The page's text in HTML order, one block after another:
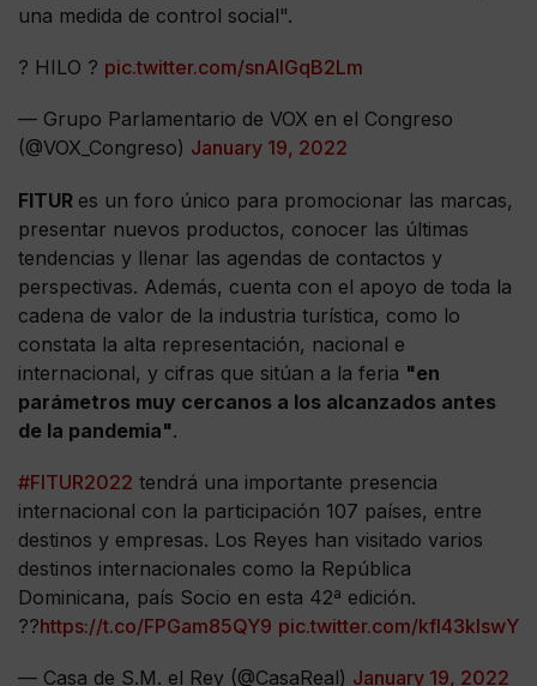
una medida de control social".
? HILO ? pic.twitter.com/snAlGqB2Lm
— Grupo Parlamentario de VOX en el Congreso
(@VOX_Congreso) January 19, 2022
FITUR es un foro único para promocionar las marcas,
presentar nuevos productos, conocer las últimas
tendencias y llenar las agendas de contactos y
perspectivas. Además, cuenta con el apoyo de toda la
cadena de valor de la industria turística, como lo
constata la alta representación, nacional e
internacional, y cifras que sitúan a la feria "en
parámetros muy cercanos a los alcanzados antes
de la pandemia".
#FITUR2022 tendrá una importante presencia
internacional con la participación 107 países, entre
destinos y empresas. Los Reyes han visitado varios
destinos internacionales como la República
Dominicana, país Socio en esta 42ª edición.
??https://t.co/FPGam85QY9 pic.twitter.com/kfI43kIswY
— Casa de S.M. el Rey (@CasaReal) January 19, 2022